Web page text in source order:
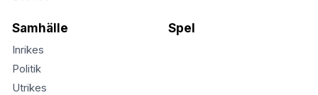
Samhälle
Inrikes
Politik
Utrikes
Spel